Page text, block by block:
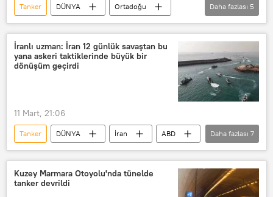
Tanker DÜNYA
Ortadoğu
Irak
Basra Körfezi
petrol tankeri
Patlama
Liman
Daha fazlası 5
İranlı uzman: İran 12 günlük savaştan bu
yana askeri taktiklerinde büyük bir
dönüşüm geçirdi
11 Mart, 21:06
Tanker DÜNYA İran
ABD
İsrail
Hürmüz Boğazı
askeri taktik
İnsansız Hava Aracı (İHA)
Füze
Petrol
Daha fazlası 7
Kuzey Marmara Otoyolu'nda tünelde
tanker devrildi